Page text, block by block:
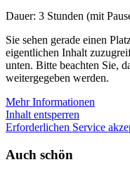
Dauer: 3 Stunden (mit
Sie sehen gerade einen
eigentlichen Inhalt
unten. Bitte beachten Sie,
weitergegeben werden.
Mehr Informationen
Inhalt entsperren
Erforderlichen Service
Auch schön